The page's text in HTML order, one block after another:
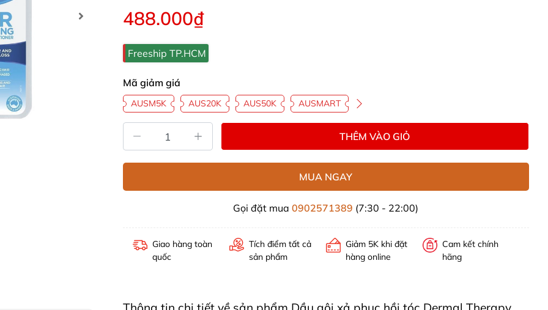
488.000₫
Freeship TP.HCM
Mã giảm giá
AUSM5K AUS20K AUS50K AUSMART
THÊM VÀO GIỎ
MUA NGAY
Gọi đặt mua0902571389 (7:30 - 22:00)
Giao hàng toàn
quốc
Tích điểm tất cả
sản phẩm
Giảm 5K khi đặt
hàng online
Cam kết chính
hãng